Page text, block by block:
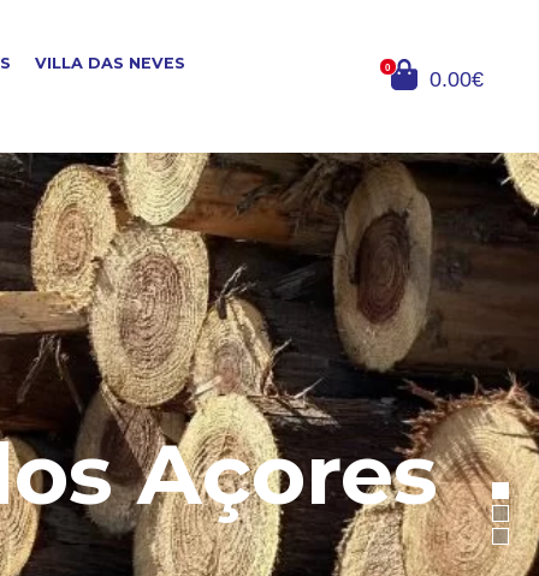
VILLA DAS NEVES 0 0.00€
Açores